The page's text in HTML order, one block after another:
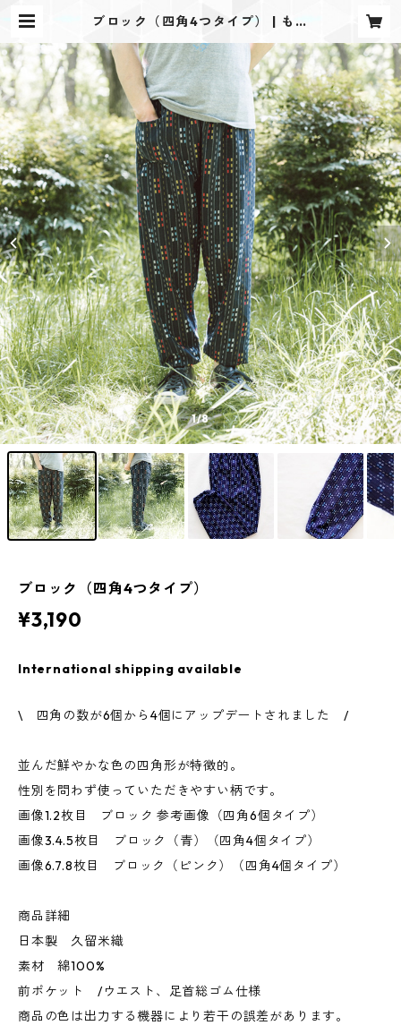
ブロック（四角4つタイプ） | もん
1/8
ブロック（四角4つタイプ）
¥3,190
International shipping available
\ 四角の数が6個から4個にアップデートされました /
並んだ鮮やかな色の四角形が特徴的。
性別を問わず使っていただきやすい柄です。
画像1.2枚目 ブロック 参考画像（四角6個タイプ）
画像3.4.5枚目 ブロック（青）（四角4個タイプ）
画像6.7.8枚目 ブロック（ピンク）（四角4個タイプ）
商品詳細
日本製 久留米織
素材 綿100%
前ポケット /ウエスト、足首総ゴム仕様
商品の色は出力する機器により若干の誤差があります。